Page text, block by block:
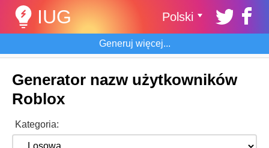
IUG
Generuj więcej...
Polski
Generator nazw użytkowników
Roblox
Kategoria: